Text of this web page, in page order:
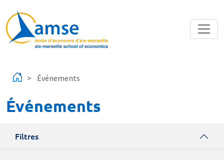
Événements
Événements
Filtres